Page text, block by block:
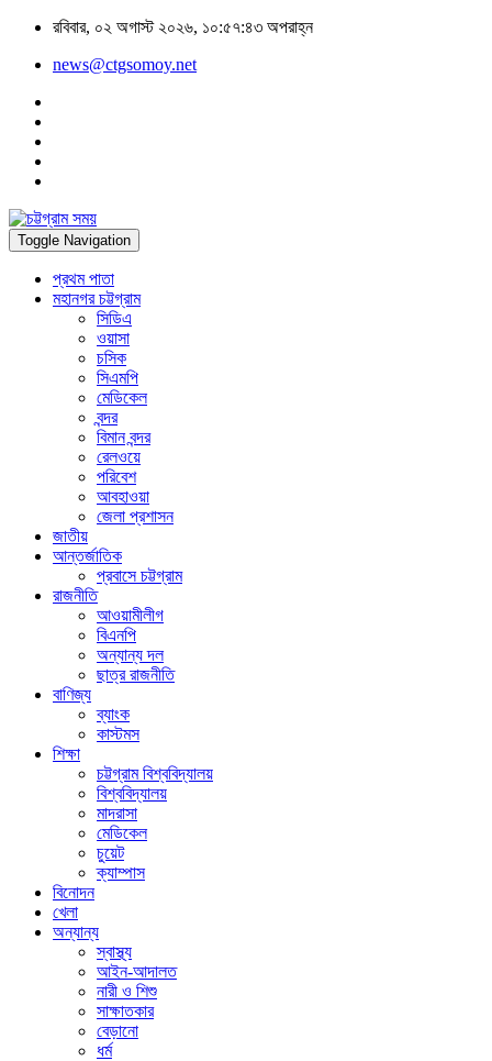
রবিবার, ০২ অগাস্ট ২০২৬, ১০:৫৭:৪৩ অপরাহ্ন
news@ctgsomoy.net
Toggle Navigation
প্রথম পাতা
মহানগর চট্টগ্রাম
সিডিএ
ওয়াসা
চসিক
সিএমপি
মেডিকেল
বন্দর
বিমান বন্দর
রেলওয়ে
পরিবেশ
আবহাওয়া
জেলা প্রশাসন
জাতীয়
আন্তর্জাতিক
প্রবাসে চট্টগ্রাম
রাজনীতি
আওয়ামীলীগ
বিএনপি
অন্যান্য দল
ছাত্র রাজনীতি
বাণিজ্য
ব্যাংক
কাস্টমস
শিক্ষা
চট্টগ্রাম বিশ্ববিদ্যালয়
বিশ্ববিদ্যালয়
মাদরাসা
মেডিকেল
চুয়েট
ক্যাম্পাস
বিনোদন
খেলা
অন্যান্য
স্বাস্থ্য
আইন-আদালত
নারী ও শিশু
সাক্ষাতকার
বেড়ানো
ধর্ম